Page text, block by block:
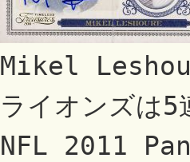
Mikel
ライオンズは5
NFL 2011